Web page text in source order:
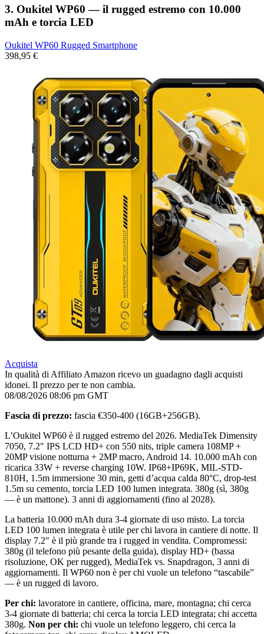
3. Oukitel WP60 — il rugged estremo con 10.000
mAh e torcia LED
Oukitel WP60 Rugged Smartphone
398,95 €
Acquista
In qualità di Affiliato Amazon ricevo un guadagno dagli acquisti
idonei. Il prezzo per te non cambia.
08/08/2026 08:06 pm GMT
Fascia di prezzo: fascia €350-400 (16GB+256GB).
L’Oukitel WP60 è il rugged estremo del 2026. MediaTek Dimensity
7050, 7.2″ IPS LCD HD+ con 550 nits, triple camera 108MP +
20MP visione notturna + 2MP macro, Android 14. 10.000 mAh con
ricarica 33W + reverse charging 10W. IP68+IP69K, MIL-STD-
810H, 1.5m immersione 30 min, getti d’acqua calda 80°C, drop-test
1.5m su cemento, torcia LED 100 lumen integrata. 380g (sì, 380g
— è un mattone). 3 anni di aggiornamenti (fino al 2028).
La batteria 10.000 mAh dura 3-4 giornate di uso misto. La torcia
LED 100 lumen integrata è utile per chi lavora in cantiere di notte. Il
display 7.2″ è il più grande tra i rugged in vendita. Compromessi:
380g (il telefono più pesante della guida), display HD+ (bassa
risoluzione, OK per rugged), MediaTek vs. Snapdragon, 3 anni di
aggiornamenti. Il WP60 non è per chi vuole un telefono “tascabile”
— è un rugged di lavoro.
Per chi: lavoratore in cantiere, officina, mare, montagna; chi cerca
3-4 giornate di batteria; chi cerca la torcia LED integrata; chi accetta
380g. Non per chi: chi vuole un telefono leggero, chi cerca la